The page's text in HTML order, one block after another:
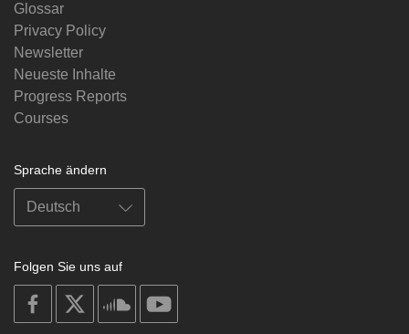
Glossar
Privacy Policy
Newsletter
Neueste Inhalte
Progress Reports
Courses
Sprache ändern
Folgen Sie uns auf
on
facebook
soundcloud